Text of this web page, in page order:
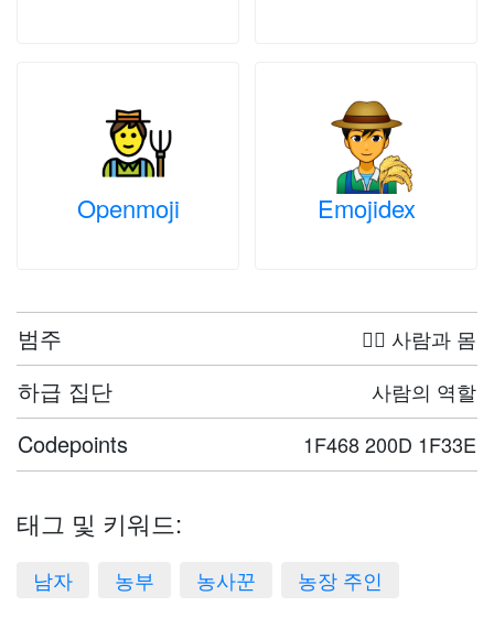
Openmoji Emojidex
범주 🤦‍♀️ 사람과 몸
하급 집단 사람의 역할
Codepoints 1F468 200D 1F33E
태그 및 키워드:
남자 농부 농사꾼 농장 주인